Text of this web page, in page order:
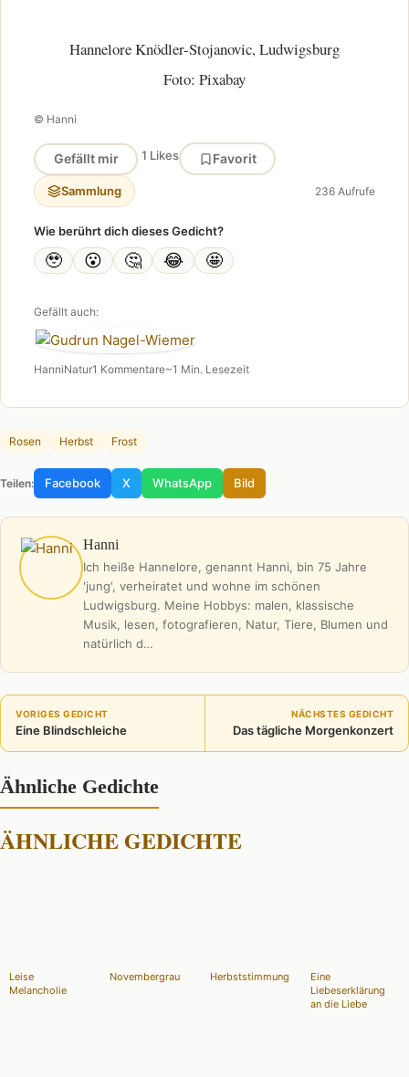
Hannelore Knödler-Stojanovic, Ludwigsburg
Foto: Pixabay
© Hanni
Gefällt mir 1 Likes Favorit
Sammlung 236 Aufrufe
Wie berührt dich dieses Gedicht?
🥹 😮 🤔 😂 🤩
Gefällt auch:
HanniNatur1 Kommentare~1 Min. Lesezeit
Rosen Herbst Frost
Teilen: Facebook X WhatsApp Bild
Hanni
Ich heiße Hannelore, genannt Hanni, bin 75 Jahre
'jung', verheiratet und wohne im schönen
Ludwigsburg. Meine Hobbys: malen, klassische
Musik, lesen, fotografieren, Natur, Tiere, Blumen und
natürlich d…
VORIGES GEDICHT
Eine Blindschleiche
NÄCHSTES GEDICHT
Das tägliche Morgenkonzert
Ähnliche Gedichte
ÄHNLICHE GEDICHTE
Leise
Melancholie
Novembergrau Herbststimmung
Eine
Liebeserklärung
an die Liebe